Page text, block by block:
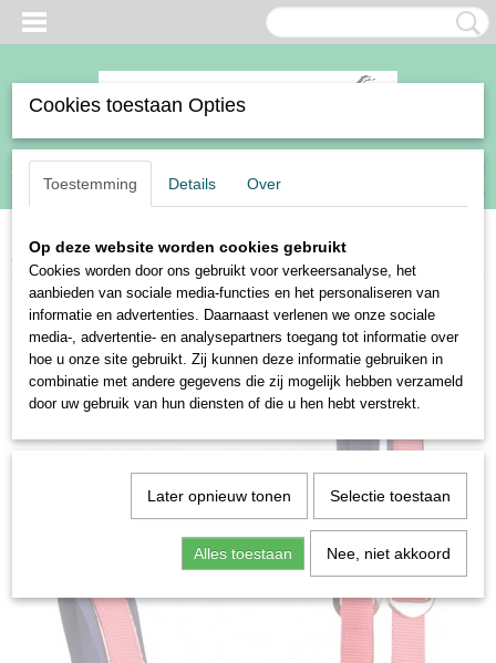
Inloggen Registreren
(0)
Home>Paard>Halsters en touwen>Harry's Horse halsterset Larache
Cookies toestaan Opties
Toestemming Details Over
Op deze website worden cookies gebruikt
Cookies worden door ons gebruikt voor verkeersanalyse, het
aanbieden van sociale media-functies en het personaliseren van
informatie en advertenties. Daarnaast verlenen we onze sociale
media-, advertentie- en analysepartners toegang tot informatie over
hoe u onze site gebruikt. Zij kunnen deze informatie gebruiken in
combinatie met andere gegevens die zij mogelijk hebben verzameld
door uw gebruik van hun diensten of die u hen hebt verstrekt.
Later opnieuw tonen Selectie toestaan
Alles toestaan Nee, niet akkoord